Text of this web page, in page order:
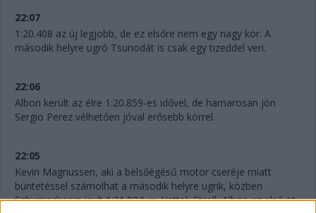
22:07
1:20.408 az új legjobb, de ez elsőre nem egy nagy kör. A
második helyre ugró Tsunodát is csak egy tizeddel veri.
22:06
Albon került az élre 1:20.859-es idővel, de hamarosan jön
Sergio Perez vélhetően jóval erősebb körrel.
22:05
Kevin Magnussen, aki a belsőégésű motor cseréje miatt
büntetéssel számolhat a második helyre ugrik, közben
Schumacher is javít 1:21.024-re. Vettel, Stroll, Albon az első öt